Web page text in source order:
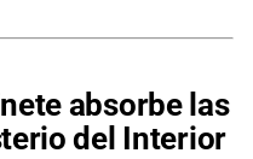
absorbe las
del Interior